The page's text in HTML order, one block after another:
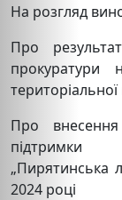
На розгляд
Про
прокуратури
Про
підтримки
„Пирятинська
2024 році